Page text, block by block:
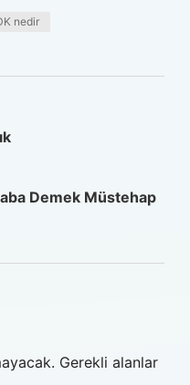
nedir
Demek Müstehap
Gerekli alanlar